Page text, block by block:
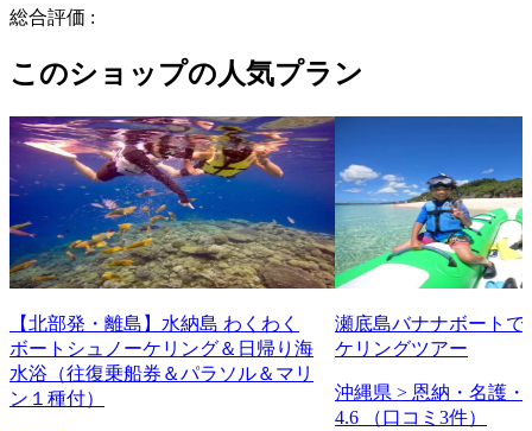
総合評価 :
このショップの人気プラン
【北部発・離島】水納島 わくわく
ボートシュノーケリング＆日帰り海
水浴（往復乗船券＆パラソル＆マリ
ン１種付）
瀬底島バナナボートで
ケリングツアー
沖縄県 > 恩納・名護・
4.6
（口コミ3件）